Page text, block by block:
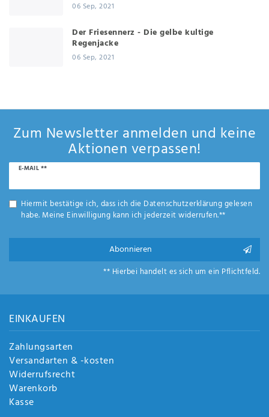
06 Sep, 2021
Der Friesennerz - Die gelbe kultige
Regenjacke
06 Sep, 2021
Zum Newsletter anmelden und keine
Aktionen verpassen!
E-MAIL **
Newsletter
Hiermit bestätige ich, dass ich die Daten­schutz­erklärunggelesen
habe. Meine Einwilligung kann ich jederzeit widerrufen.**
Abonnieren
** Hierbei handelt es sich um ein Pflichtfeld.
EINKAUFEN
Zahlungsarten
Versandarten & -kosten
Widerrufsrecht
Warenkorb
Kasse